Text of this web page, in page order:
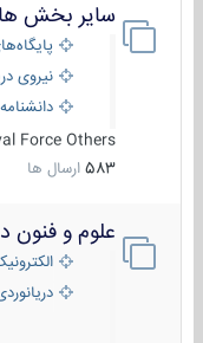
سایر بخش های
نیروی
دانشنامه
Force Others
583 ارسال ها
علوم و فنون